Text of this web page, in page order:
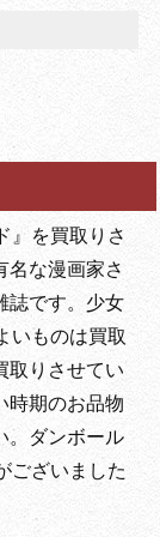
』を買取りさ
名な漫画家さ
誌です。少女
いものは買取
取りさせてい
時期のお品物
。ダンボール
ございました